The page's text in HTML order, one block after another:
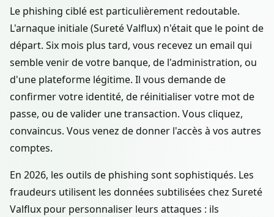
Le phishing ciblé est particulièrement redoutable.
L'arnaque initiale (Sureté Valflux) n'était que le point de
départ. Six mois plus tard, vous recevez un email qui
semble venir de votre banque, de l'administration, ou
d'une plateforme légitime. Il vous demande de
confirmer votre identité, de réinitialiser votre mot de
passe, ou de valider une transaction. Vous cliquez,
convaincus. Vous venez de donner l'accès à vos autres
comptes.
En 2026, les outils de phishing sont sophistiqués. Les
fraudeurs utilisent les données subtilisées chez Sureté
Valflux pour personnaliser leurs attaques : ils